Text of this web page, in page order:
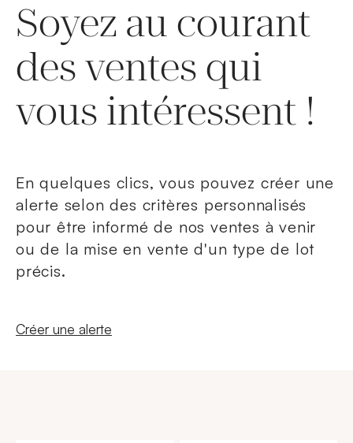
Soyez au courant
des ventes qui
vous intéressent !
En quelques clics, vous pouvez créer une
alerte selon des critères personnalisés
pour être informé de nos ventes à venir
ou de la mise en vente d'un type de lot
précis.
Nouvelle fenêtre
Créer une alerte